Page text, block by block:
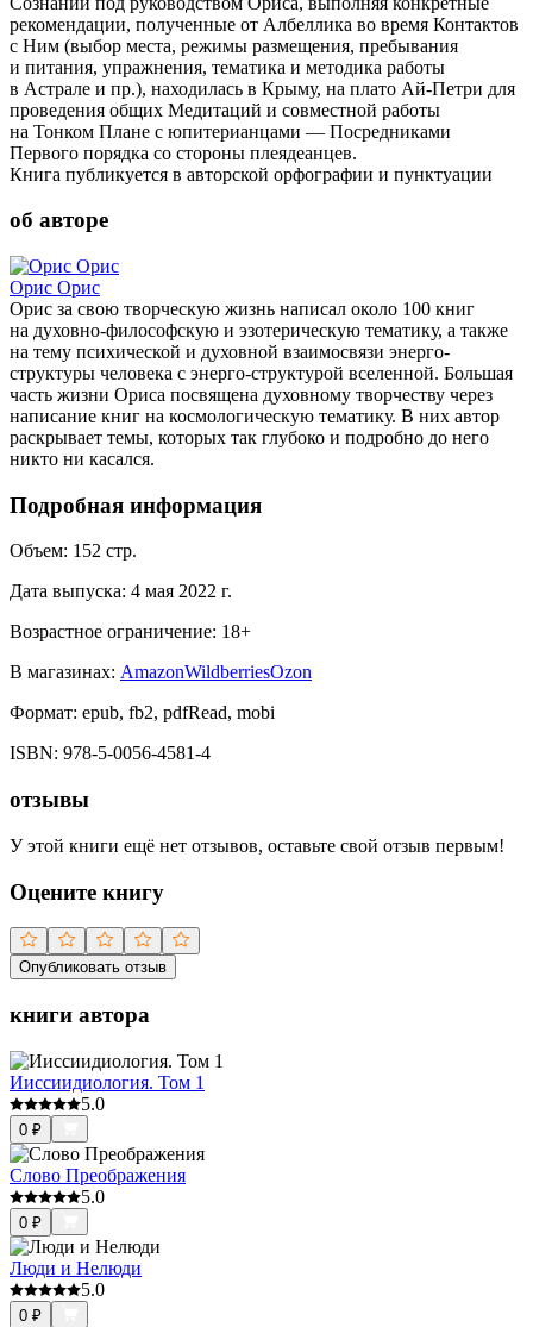
рекомендации, полученные от Албеллика во время Контактов
с Ним (выбор места, режимы размещения, пребывания
и питания, упражнения, тематика и методика работы
в Астрале и пр.), находилась в Крыму, на плато Ай-Петри для
проведения общих Медитаций и совместной работы
на Тонком Плане с юпитерианцами — Посредниками
Первого порядка со стороны плеядеанцев.
Книга публикуется в авторской орфографии и пунктуации
об авторе
Орис Орис
Орис за свою творческую жизнь написал около 100 книг
на духовно-философскую и эзотерическую тематику, а также
на тему психической и духовной взаимосвязи энерго-
структуры человека с энерго-структурой вселенной. Большая
часть жизни Ориса посвящена духовному творчеству через
написание книг на космологическую тематику. В них автор
раскрывает темы, которых так глубоко и подробно до него
никто ни касался.
Подробная информация
Объем: 152 стр.
Дата выпуска: 4 мая 2022 г.
Возрастное ограничение: 18+
В магазинах: AmazonWildberriesOzon
Формат: epub, fb2, pdfRead, mobi
ISBN: 978-5-0056-4581-4
отзывы
У этой книги ещё нет отзывов, оставьте свой отзыв первым!
Оцените книгу
Опубликовать отзыв
книги автора
Ииссиидиология. Том 1
5.0
0 ₽
Слово Преображения
5.0
0 ₽
Люди и Нелюди
5.0
0 ₽